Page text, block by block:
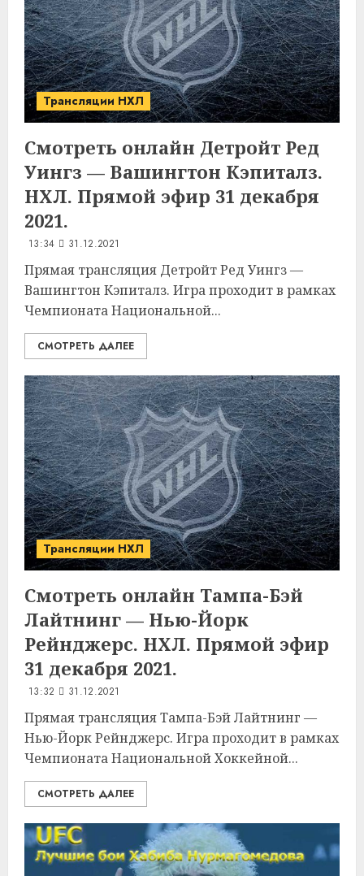
Трансляции НХЛ
Смотреть онлайн Детройт Ред
Уингз — Вашингтон Кэпиталз.
НХЛ. Прямой эфир 31 декабря
2021.
13:34 31.12.2021
Прямая трансляция Детройт Ред Уингз —
Вашингтон Кэпиталз. Игра проходит в рамках
Чемпионата Национальной...
СМОТРЕТЬ ДАЛЕЕ
Трансляции НХЛ
Смотреть онлайн Тампа-Бэй
Лайтнинг — Нью-Йорк
Рейнджерс. НХЛ. Прямой эфир
31 декабря 2021.
13:32 31.12.2021
Прямая трансляция Тампа-Бэй Лайтнинг —
Нью-Йорк Рейнджерс. Игра проходит в рамках
Чемпионата Национальной Хоккейной...
СМОТРЕТЬ ДАЛЕЕ